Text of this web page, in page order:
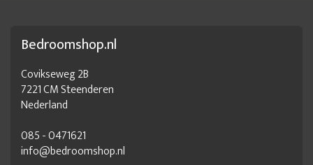
Bedroomshop.nl
Covikseweg 2B
7221 CM Steenderen
Nederland
085 - 0471621
info@bedroomshop.nl